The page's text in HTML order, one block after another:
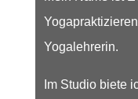
Yogalehrerin.
Im Studio biete